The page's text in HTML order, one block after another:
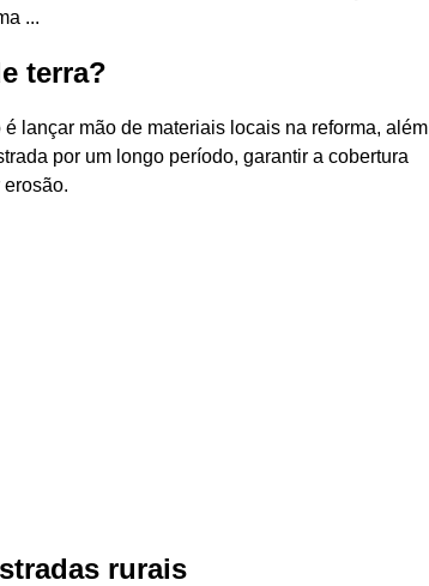
...
terra?
lançar mão de materiais locais na reforma, além
por um longo período, garantir a cobertura
rurais